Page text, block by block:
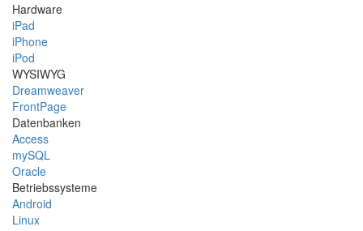
Hardware
iPad
iPhone
iPod
WYSIWYG
Dreamweaver
FrontPage
Datenbanken
Access
mySQL
Oracle
Betriebssysteme
Android
Linux